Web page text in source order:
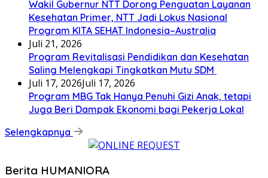
Wakil Gubernur NTT Dorong Penguatan Layanan
Kesehatan Primer, NTT Jadi Lokus Nasional
Program KITA SEHAT Indonesia–Australia
Juli 21, 2026
Program Revitalisasi Pendidikan dan Kesehatan
Saling Melengkapi Tingkatkan Mutu SDM
Juli 17, 2026Juli 17, 2026
Program MBG Tak Hanya Penuhi Gizi Anak, tetapi
Juga Beri Dampak Ekonomi bagi Pekerja Lokal
Selengkapnya
Berita HUMANIORA